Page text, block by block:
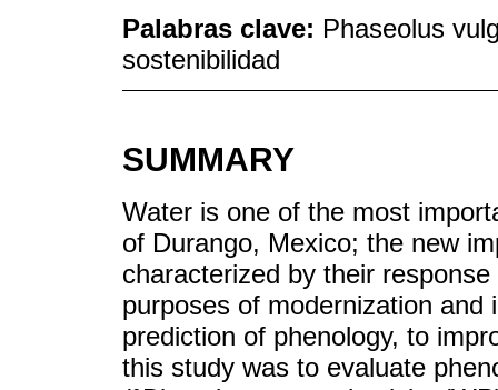
Palabras clave: Phaseolus
sostenibilidad
SUMMARY
Water is one of the most
of Durango, Mexico; the new
characterized by their
purposes of modernization
prediction of phenology, to
this study was to evaluate